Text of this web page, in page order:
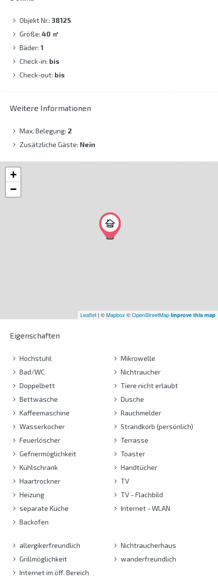
Objekt Nr.: 38125
Größe: 40 ㎡
Bäder: 1
Check-in: bis
Check-out: bis
Weitere Informationen
Max. Belegung: 2
Zusätzliche Gäste: Nein
+
−
Leaflet | ©Mapbox ©OpenStreetMap Improve this map
Eigenschaften
Hochstuhl
Bad/WC
Doppelbett
Bettwäsche
Kaffeemaschine
Wasserkocher
Feuerlöscher
Gefriermöglichkeit
Kühlschrank
Haartrockner
Heizung
separate Küche
Backofen
Mikrowelle
Nichtraucher
Tiere nicht erlaubt
Dusche
Rauchmelder
Strandkorb (persönlich)
Terrasse
Toaster
Handtücher
TV
TV - Flachbild
Internet - WLAN
allergikerfreundlich
Grillmöglichkeit
Internet im öff. Bereich
Nichtraucherhaus
wanderfreundlich